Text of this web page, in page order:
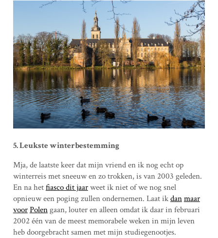
5. Leukste winterbestemming
Mja, de laatste keer dat mijn vriend en ik nog echt op
winterreis met sneeuw en zo trokken, is van 2003 geleden.
En na hetfiasco dit jaarweet ik niet of we nog snel
opnieuw een poging zullen ondernemen. Laat ikdanmaar
voorPolengaan, louter en alleen omdat ik daar in februari
2002 één van de meest memorabele weken in mijn leven
heb doorgebracht samen met mijn studiegenootjes.